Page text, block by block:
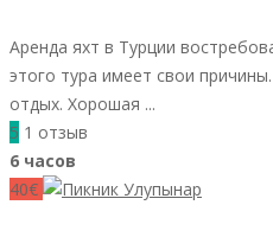
Аренда яхт в Турции
этого тура имеет свои
отдых. Хорошая ...
5 1 отзыв
6 часов
40€